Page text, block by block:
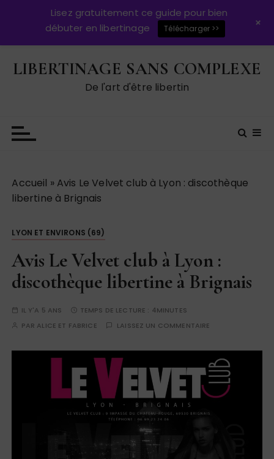
LIBERTINAGE SANS COMPLEXE
De l'art d'être libertin
Accueil » Avis Le Velvet club à Lyon : discothèque
libertine à Brignais
LYON ET ENVIRONS (69)
Avis Le Velvet club à Lyon :
discothèque libertine à Brignais
IL Y'A 5 ANS TEMPS DE LECTURE : 4MINUTES
PAR ALICE ET FABRICE LAISSEZ UN COMMENTAIRE
Lisez gratuitement ce guide pour bien
débuter en libertinage
Télécharger >> +